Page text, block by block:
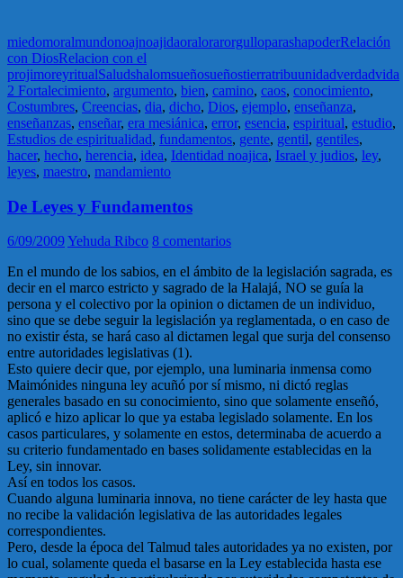
miedomoralmundonoajnoajidaoralorarorgulloparashapoderRelación
con DiosRelacion con el
projimoreyritualSaludshalomsueñosueñostierratribuunidadverdadvida
2 Fortalecimiento, argumento, bien, camino, caos, conocimiento,
Costumbres, Creencias, dia, dicho, Dios, ejemplo, enseñanza,
enseñanzas, enseñar, era mesiánica, error, esencia, espiritual, estudio,
Estudios de espiritualidad, fundamentos, gente, gentil, gentiles,
hacer, hecho, herencia, idea, Identidad noajica, Israel y judios, ley,
leyes, maestro, mandamiento
De Leyes y Fundamentos
6/09/2009Yehuda Ribco 8 comentarios
En el mundo de los sabios, en el ámbito de la legislación sagrada, es
decir en el marco estricto y sagrado de la Halajá, NO se guía la
persona y el colectivo por la opinion o dictamen de un individuo,
sino que se debe seguir la legislación ya reglamentada, o en caso de
no existir ésta, se hará caso al dictamen legal que surja del consenso
entre autoridades legislativas (1).
Esto quiere decir que, por ejemplo, una luminaria inmensa como
Maimónides ninguna ley acuñó por sí mismo, ni dictó reglas
generales basado en su conocimiento, sino que solamente enseñó,
aplicó e hizo aplicar lo que ya estaba legislado solamente. En los
casos particulares, y solamente en estos, determinaba de acuerdo a
su criterio fundamentado en bases solidamente establecidas en la
Ley, sin innovar.
Así en todos los casos.
Cuando alguna luminaria innova, no tiene carácter de ley hasta que
no recibe la validación legislativa de las autoridades legales
correspondientes.
Pero, desde la época del Talmud tales autoridades ya no existen, por
lo cual, solamente queda el basarse en la Ley establecida hasta ese